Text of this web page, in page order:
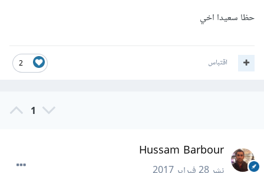
حظا سعيدا اخي
2 اقتباس
1
Hussam Barbour